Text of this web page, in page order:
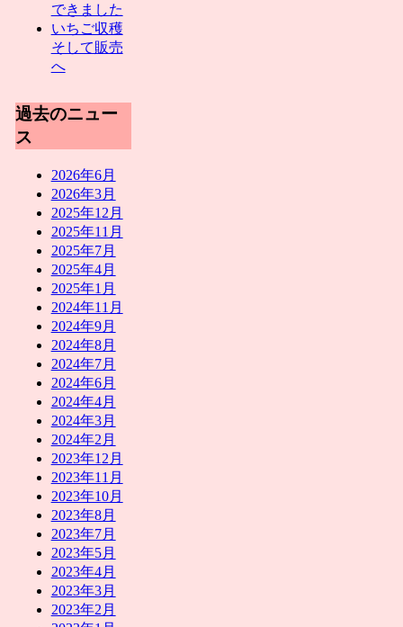
できました
いちご収穫
そして販売
へ
過去のニュー
ス
2026年6月
2026年3月
2025年12月
2025年11月
2025年7月
2025年4月
2025年1月
2024年11月
2024年9月
2024年8月
2024年7月
2024年6月
2024年4月
2024年3月
2024年2月
2023年12月
2023年11月
2023年10月
2023年8月
2023年7月
2023年5月
2023年4月
2023年3月
2023年2月